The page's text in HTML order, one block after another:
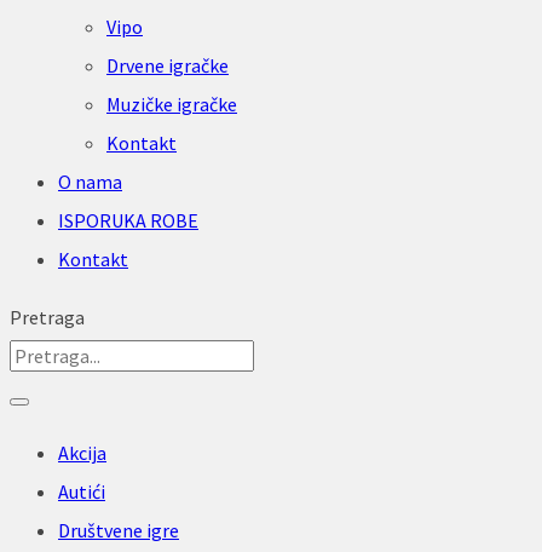
Vipo
Drvene igračke
Muzičke igračke
Kontakt
O nama
ISPORUKA ROBE
Kontakt
Pretraga
Akcija
Autići
Društvene igre